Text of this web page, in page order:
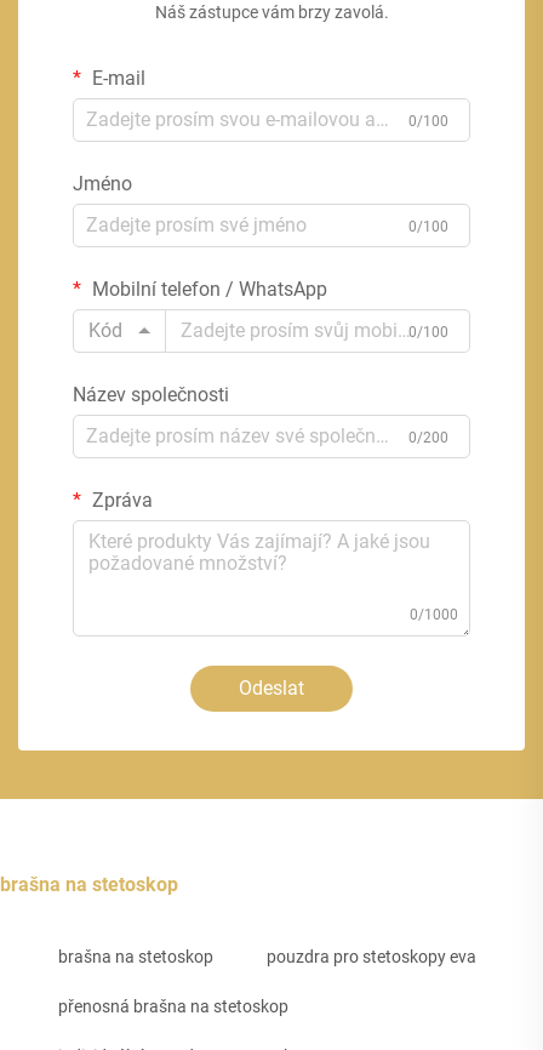
Náš zástupce vám brzy zavolá.
E-mail
0/100
Jméno
0/100
Mobilní telefon / WhatsApp
Kód
0/100
Název společnosti
0/200
Zpráva
0/1000
Odeslat
brašna na stetoskop
brašna na stetoskop pouzdra pro stetoskopy eva
přenosná brašna na stetoskop